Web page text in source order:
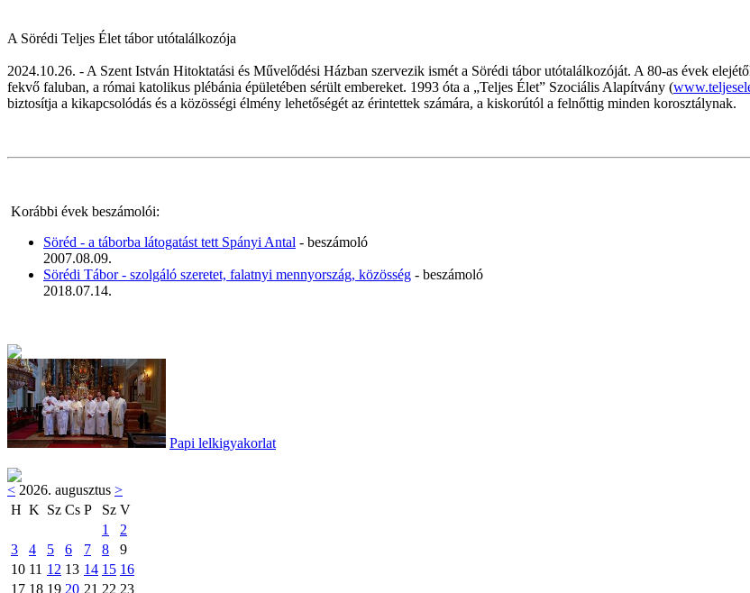
A Sörédi Teljes Élet tábor utótalálkozója
2024.10.26. - A Szent István Hitoktatási és Művelődési Házban szervezik ismét a Sörédi tábor utótalálkozóját. A 80-as évek
fekvő faluban, a római katolikus plébánia épületében sérült embereket. 1993 óta a „Teljes Élet” Szociális Alapítvány (
biztosítja a kikapcsolódás és a közösségi élmény lehetőségét az érintettek számára, a kiskorútól a felnőttig minden korosztálynak.
Korábbi évek beszámolói:
Söréd - a táborba látogatást tett Spányi Antal - beszámoló
2007.08.09.
Sörédi Tábor - szolgáló szeretet, falatnyi mennyország, közösség - beszámoló
2018.07.14.
Papi lelkigyakorlat
< 2026. augusztus >
H K Sz Cs P Sz V
1
2
3
4 5 6 7 8
9
10 11 12 13 14 15 16
17 18 19 20 21 22 23